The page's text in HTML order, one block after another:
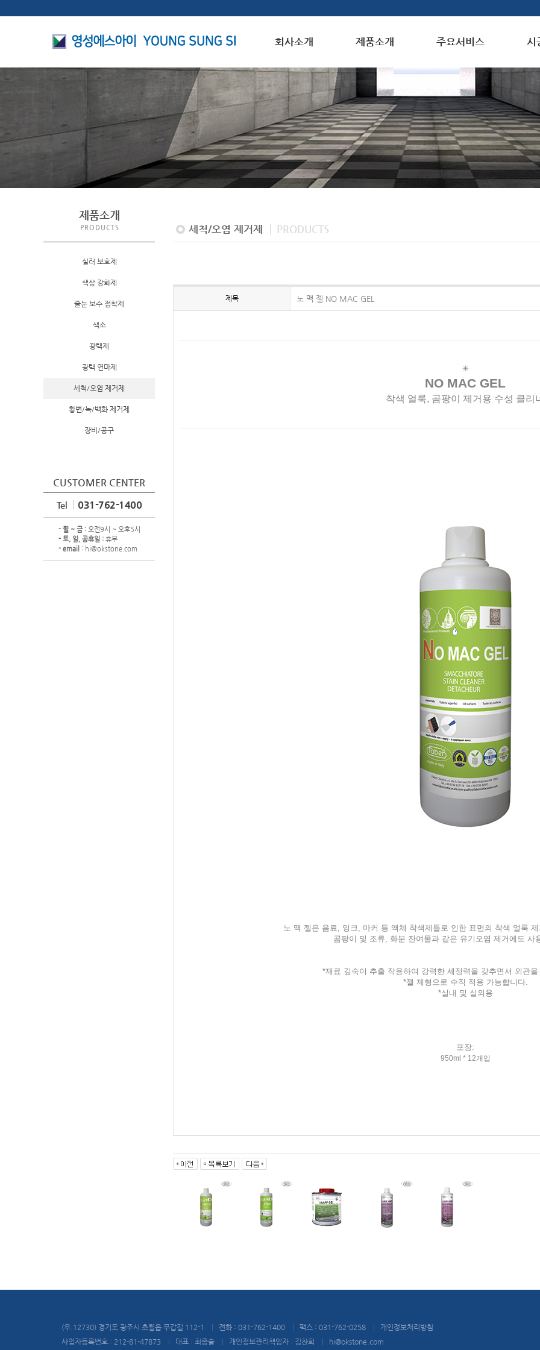
회사소개 제품소개 주요서비스 시
제품소개
PRODUCTS
실러 보호제
색상 강화제
줄눈 보수 접착제
색소
광택제
광택 연마제
세척/오염 제거제
황변/녹/백화 제거제
장비/공구
CUSTOMER CENTER
Tel 031-762-1400
- 월 ~ 금 :오전9시 ~ 오후5시
- 토, 일, 공휴일 :휴무
- email :hi@okstone.com
세척/오염 제거제 PRODUCTS
제목 노 맥 젤 NO MAC GEL
✳
NO MAC GEL
착색 얼룩, 곰팡이 제거용 수성 클리
노 맥 젤은 음료, 잉크, 마커 등 액체 착색제들로 인한 표면의 착색 얼룩
곰팡이 및 조류, 화분 잔여물과 같은 유기오염 제거에도 사
*재료 깊숙이 추출 작용하여 강력한 세정력을 갖추면서 외관
*젤 제형으로 수직 적용 가능합니다.
*실내 및 실외용
포장:
950ml * 12개입
(우.12730) 경기도 광주시 초월읍 무갑길 112-1 전화 : 031-762-1400 팩스 : 031-762-0258
개인정보처리방침
사업자등록번호 : 212-81-47873
대표 : 최종술 개인정보관리책임자 : 김찬희 hi@okstone.com